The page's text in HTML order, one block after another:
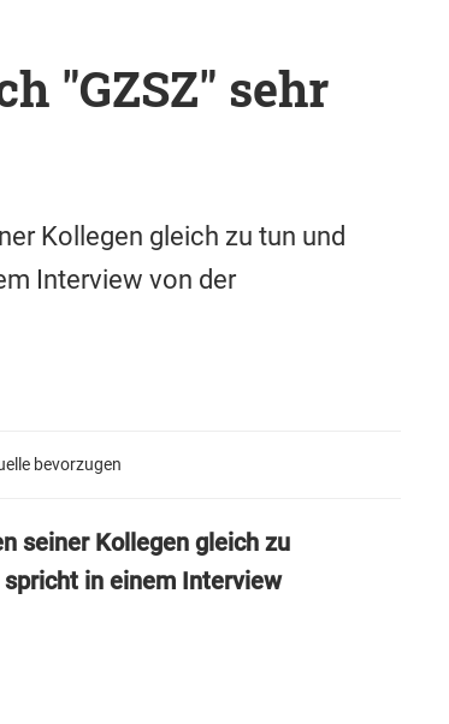
"GZSZ" sehr
Kollegen gleich zu tun und
Interview von der
bevorzugen
seiner Kollegen gleich zu
in einem Interview